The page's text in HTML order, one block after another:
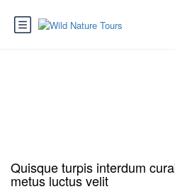
Quisque turpis interdum
metus luctus velit